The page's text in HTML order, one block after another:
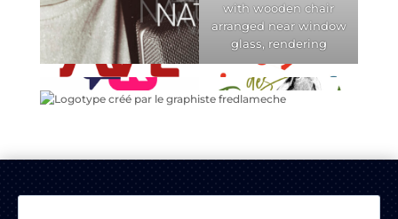
with wooden chair
arranged near window
glass, rendering